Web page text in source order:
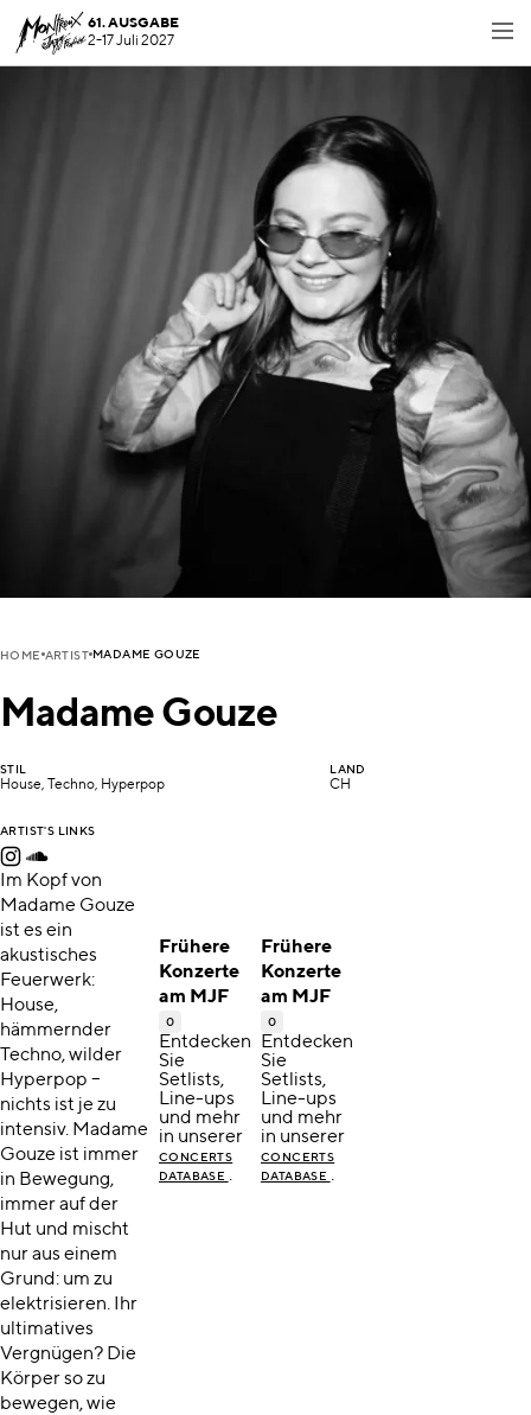
61. AUSGABE
2-17 Juli 2027
HOME ARTIST MADAME GOUZE
Madame Gouze
STIL
House, Techno, Hyperpop
LAND
CH
ARTIST'S LINKS
Im Kopf von
Madame Gouze
ist es ein
akustisches
Feuerwerk:
House,
hämmernder
Techno, wilder
Hyperpop –
nichts ist je zu
intensiv. Madame
Gouze ist immer
in Bewegung,
immer auf der
Hut und mischt
nur aus einem
Grund: um zu
elektrisieren. Ihr
ultimatives
Vergnügen? Die
Körper so zu
bewegen, wie
Frühere
Konzerte
am MJF
0
Entdecken
Sie
Setlists,
Line-ups
und mehr
in unserer
CONCERTS
DATABASE .
Frühere
Konzerte
am MJF
0
Entdecken
Sie
Setlists,
Line-ups
und mehr
in unserer
CONCERTS
DATABASE .